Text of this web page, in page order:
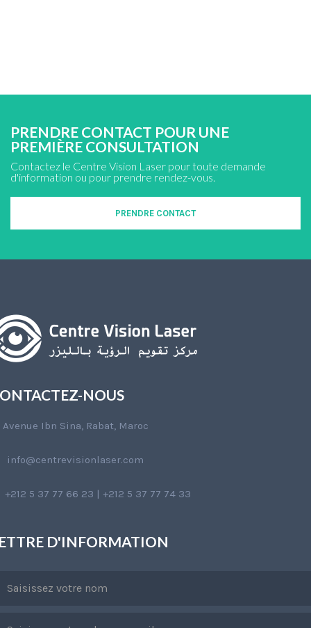
PRENDRE CONTACT POUR UNE
PREMIÈRE CONSULTATION
Contactez le Centre Vision Laser pour toute demande
d'information ou pour prendre rendez-vous.
PRENDRE CONTACT
NOUS
Avenue Ibn Sina, Rabat, Maroc
info@centrevisionlaser.com
+212 5 37 77 66 23 | +212 5 37 77 74 33
D'INFORMATION